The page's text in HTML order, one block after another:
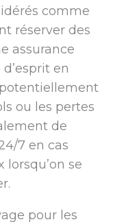
comme
réserver des
assurance
en
ou les pertes
de
7 en cas
lorsqu’on se
pour les